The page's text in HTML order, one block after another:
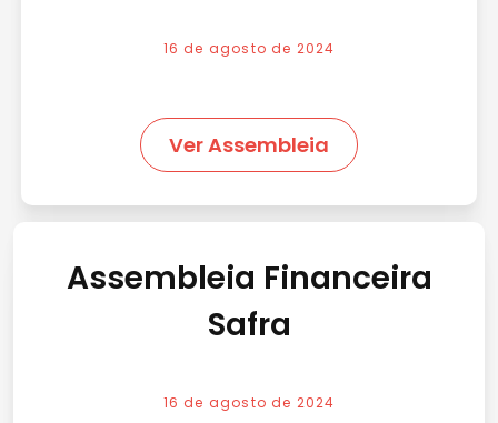
16 de agosto de 2024
Ver Assembleia
Assembleia Financeira
Safra
16 de agosto de 2024